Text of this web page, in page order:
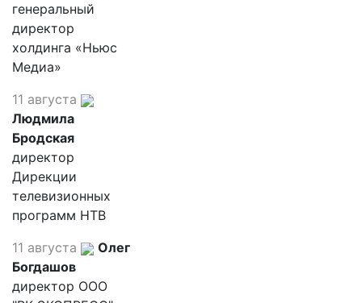
генеральный
директор
холдинга «Ньюс
Медиа»
11 августа
Людмила
Бродская
директор
Дирекции
телевизионных
программ НТВ
11 августа
Олег
Богдашов
директор ООО